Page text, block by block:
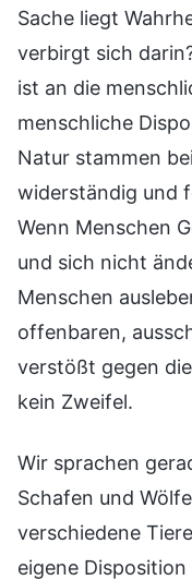
Sache liegt
verbirgt sich
ist an die
menschliche
Natur stammen
widerständig und
Wenn Menschen
und sich nicht
Menschen
offenbaren,
verstößt gegen
kein Zweifel.
Wir sprachen
Schafen und
verschiedene
eigene